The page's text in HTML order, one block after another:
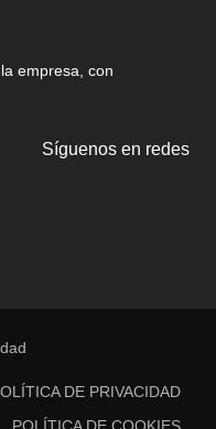
empresa, con
Síguenos en redes
DE PRIVACIDAD